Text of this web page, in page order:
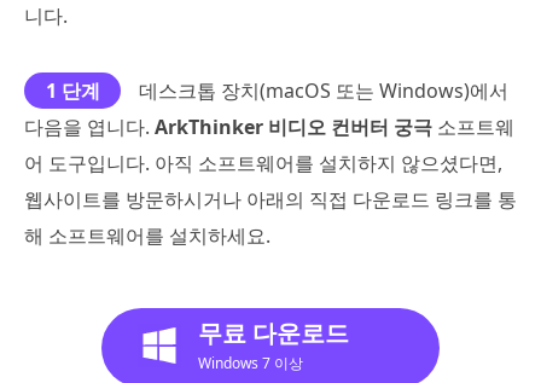
니다.
1 단계
데스크톱 장치(macOS 또는 Windows)에서
다음을 엽니다. ArkThinker 비디오 컨버터 궁극 소프트웨
어 도구입니다. 아직 소프트웨어를 설치하지 않으셨다면,
웹사이트를 방문하시거나 아래의 직접 다운로드 링크를 통
해 소프트웨어를 설치하세요.
무료 다운로드
Windows 7 이상